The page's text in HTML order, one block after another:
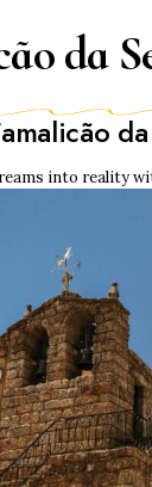
da
into reality